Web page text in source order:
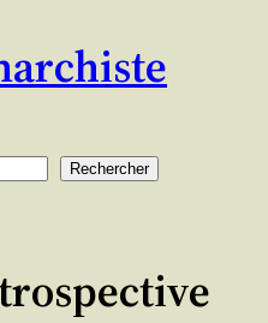
Rechercher